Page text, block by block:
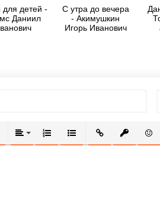
для детей -
Даниил
С утра до вечера
- Акимушкин
Игорь Иванович
ВЫРАВНИВАНИЕ
НУМЕРОВАННЫЙ СПИСОК
МАРКИРОВАННЫЙ
ВСТАВИТЬ